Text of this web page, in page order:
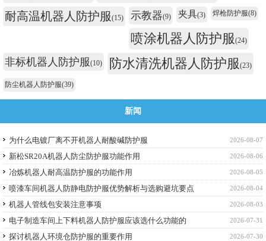
耐高温机器人防护服(15) 示教器(9) 夹具(3) 焊枪防护服(8)
喷涂机器人防护服(24)
非标机器人防护服(10) 防水清洗机器人防护服(23)
防尘机器人防护服(39)
新闻
2026-08-07
为什么电镀厂离不开机器人耐酸碱防护服
2026-08-06
新松SR20A机器人防尘防护服功能作用
2026-08-05
冶炼机器人耐高温防护服的功能作用
2026-08-04
喷漆车间机器人防静电防护服优势解析与选购避坑要点
2026-08-03
机器人管线包安装注意事项
2026-07-31
电子制造车间上下料机器人防护服应该选什么功能的
2026-07-30
探讨机器人环境仓防护服的重要作用